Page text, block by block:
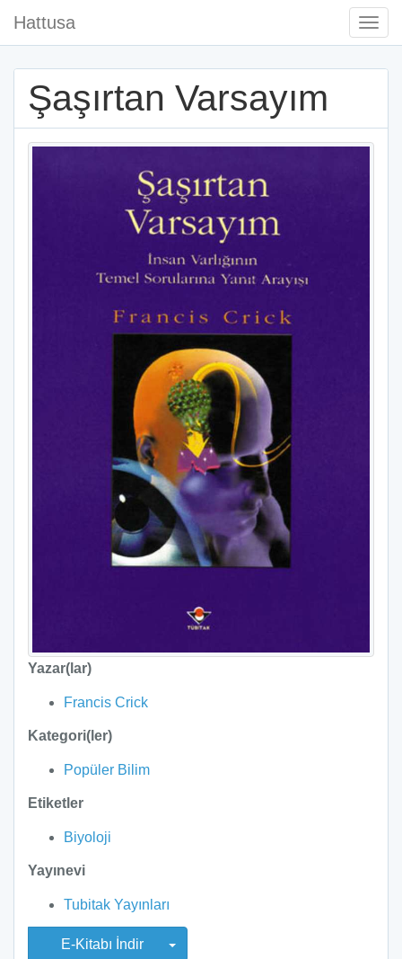
Hattusa
Şaşırtan Varsayım
Yazar(lar)
Francis Crick
Kategori(ler)
Popüler Bilim
Etiketler
Biyoloji
Yayınevi
Tubitak Yayınları
E-Kitabı İndir